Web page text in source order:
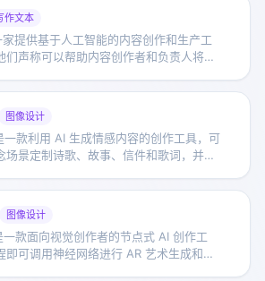
作文本
提供基于人工智能的内容创作和生产工
们声称可以帮助内容创作者和负责人将运
个人都可以将人工智能用于现有的系统和
实现高级分析和机器学习。他们还提供了
作工具的登录页面，允许用户快速轻松地
、社交媒体内容和营销文案。
图像设计
款利用 AI 生成情感内容的创作工具，可
场景定制诗歌、故事、信件和歌词，并用
图像设计
款面向视觉创作者的节点式 AI 创作工
即可调用神经网络进行 AR 艺术生成和图